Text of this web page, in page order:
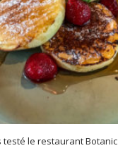
testé le restaurant